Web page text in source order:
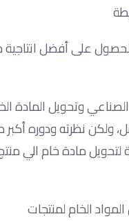
على أفضل
وتحويل المادة
ولكن نظرته ودوره
مادة خام الي
الخام لمنتجات